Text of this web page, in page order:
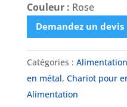
Couleur : Rose
Demandez un devis
Catégories : Alimentation
en métal, Chariot pour
Alimentation